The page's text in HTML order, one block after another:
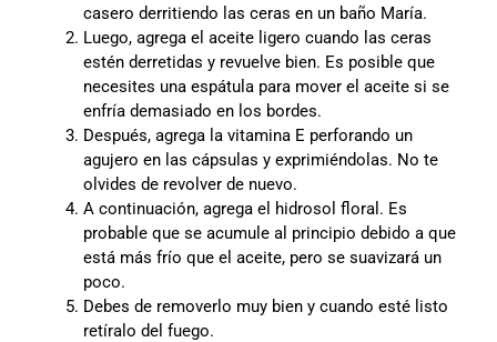
casero derritiendo las ceras en un baño María.
Luego, agrega el aceite ligero cuando las ceras
estén derretidas y revuelve bien. Es posible que
necesites una espátula para mover el aceite si se
enfría demasiado en los bordes.
Después, agrega la vitamina E perforando un
agujero en las cápsulas y exprimiéndolas. No te
olvides de revolver de nuevo.
A continuación, agrega el hidrosol floral. Es
probable que se acumule al principio debido a que
está más frío que el aceite, pero se suavizará un
poco.
Debes de removerlo muy bien y cuando esté listo
retíralo del fuego.